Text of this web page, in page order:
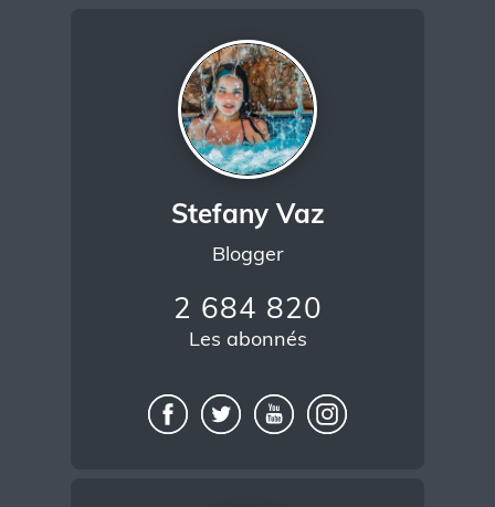
Stefany Vaz
Blogger
2 684 820
Les abonnés